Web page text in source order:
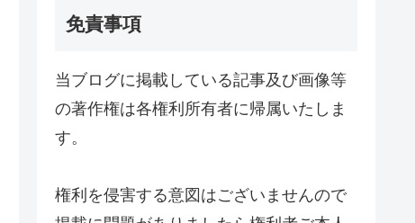
免責事項
当ブログに掲載している記事及び画像等
の著作権は各権利所有者に帰属いたしま
す。
権利を侵害する意図はございませんので